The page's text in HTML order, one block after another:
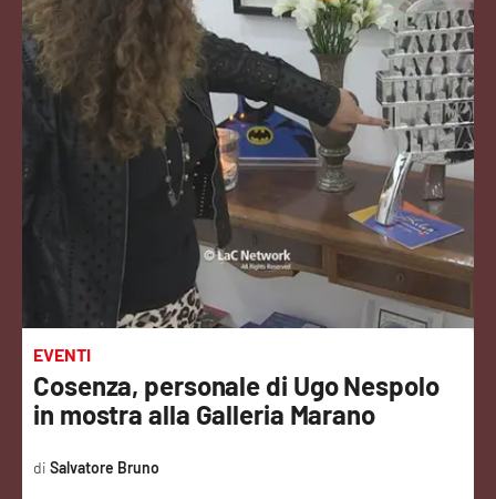
Attualità
Economia e lavoro
Italia Mondo
Podcast
Meteo
Editoriali
EVENTI
Cosenza, personale di Ugo Nespolo
in mostra alla Galleria Marano
Salvatore Bruno